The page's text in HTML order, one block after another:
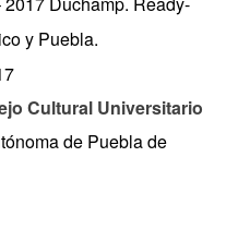
y Puebla.
Cultural Universitario
de Puebla de